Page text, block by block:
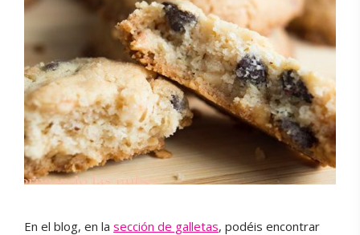
En el blog, en la sección de galletas, podéis encontrar